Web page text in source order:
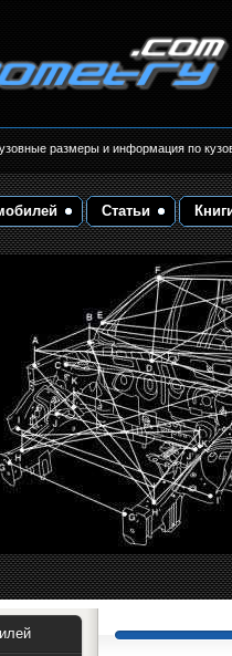
Геометрия кузова
размеры и информация по
Статьи